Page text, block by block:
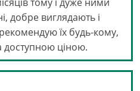
добре виглядають і
їх будь-кому,
доступною ціною.